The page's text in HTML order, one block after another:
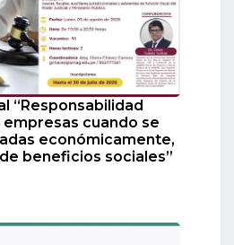
“Responsabilidad
cuando se
económicamente,
beneficios sociales”